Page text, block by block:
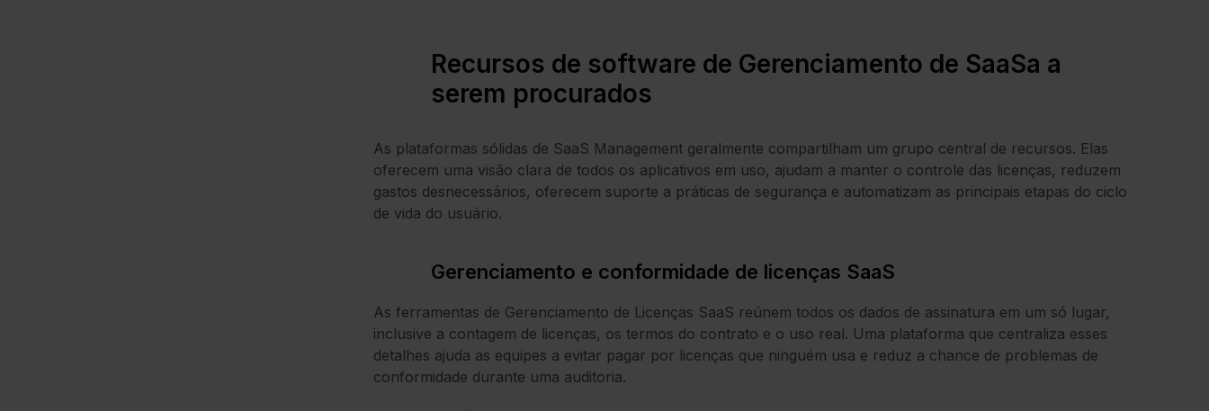
Recursos de software de Gerenciamento de SaaSa a
serem procurados
As plataformas sólidas de SaaS Management geralmente compartilham um grupo central de recursos. Elas
oferecem uma visão clara de todos os aplicativos em uso, ajudam a manter o controle das licenças, reduzem
gastos desnecessários, oferecem suporte a práticas de segurança e automatizam as principais etapas do ciclo
de vida do usuário.
Gerenciamento e conformidade de licenças SaaS
As ferramentas de Gerenciamento de Licenças SaaS reúnem todos os dados de assinatura em um só lugar,
inclusive a contagem de licenças, os termos do contrato e o uso real. Uma plataforma que centraliza esses
detalhes ajuda as equipes a evitar pagar por licenças que ninguém usa e reduz a chance de problemas de
conformidade durante uma auditoria.